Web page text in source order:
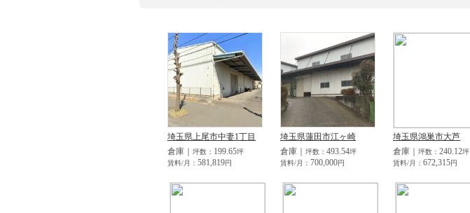
埼玉県上尾市中妻1丁目
倉庫｜ 坪数： 199.65坪
賃料/月： 581,819円
埼玉県蓮田市江ヶ崎
倉庫｜ 坪数： 493.54坪
賃料/月： 700,000円
埼玉県鴻巣市大芦
倉庫｜ 坪数： 240.12坪
賃料/月： 672,315円